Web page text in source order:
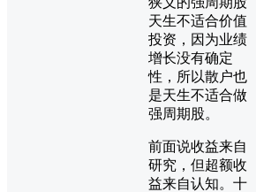
天生不适合价值
投资，因为业绩
增长没有确定
性，所以散户也
是天生不适合做
强周期股。
前面说收益来自
研究，但超额收
益来自认知。十